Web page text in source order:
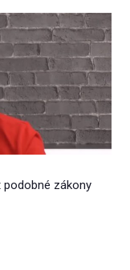
podobné zákony